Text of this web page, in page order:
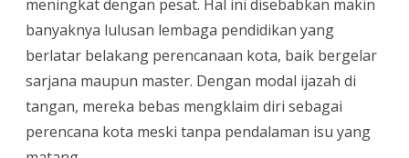
meningkat dengan pesat. Hal ini disebabkan makin
banyaknya lulusan lembaga pendidikan yang
berlatar belakang perencanaan kota, baik bergelar
sarjana maupun master. Dengan modal ijazah di
tangan, mereka bebas mengklaim diri sebagai
perencana kota meski tanpa pendalaman isu yang